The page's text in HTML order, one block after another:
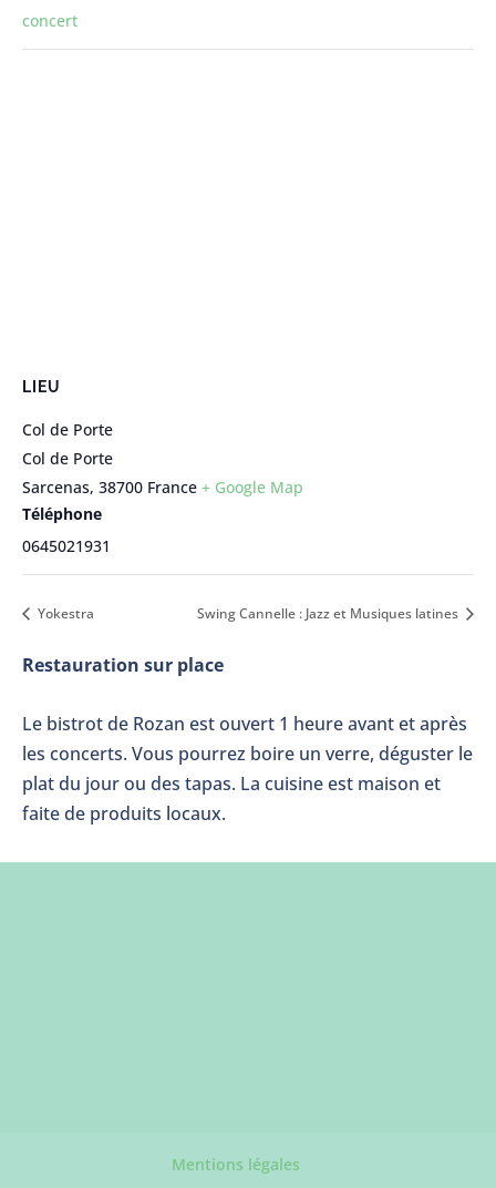
concert
LIEU
Col de Porte
Col de Porte
Sarcenas, 38700 France + Google Map
Téléphone
0645021931
Yokestra Swing Cannelle : Jazz et Musiques latines
Restauration sur place
Le bistrot de Rozan est ouvert 1 heure avant et après
les concerts. Vous pourrez boire un verre, déguster le
plat du jour ou des tapas. La cuisine est maison et
faite de produits locaux.
Mentions légales